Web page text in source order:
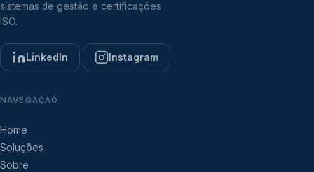
sistemas de gestão e certificações
ISO.
LinkedIn Instagram
NAVEGAÇÃO
Home
Soluções
Sobre